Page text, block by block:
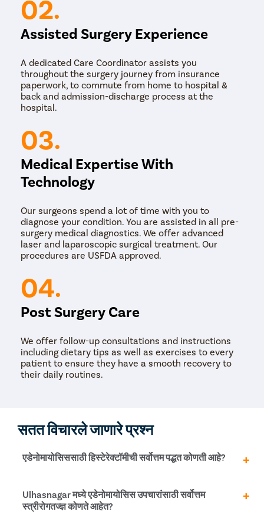
02.
Assisted Surgery Experience
A dedicated Care Coordinator assists you
throughout the surgery journey from insurance
paperwork, to commute from home to hospital &
back and admission-discharge process at the
hospital.
03.
Medical Expertise With
Technology
Our surgeons spend a lot of time with you to
diagnose your condition. You are assisted in all pre-
surgery medical diagnostics. We offer advanced
laser and laparoscopic surgical treatment. Our
procedures are USFDA approved.
04.
Post Surgery Care
We offer follow-up consultations and instructions
including dietary tips as well as exercises to every
patient to ensure they have a smooth recovery to
their daily routines.
सतत विचारले जाणारे प्रश्न
एडेनोमायोसिससाठी हिस्टेरेक्टॉमीची सर्वोत्तम पद्धत कोणती आहे?
टोटल लॅप्रोस्कोपिक हिस्टेरेक्टॉमी (टी एलएच) हिस्टेरेक्टॉमीसाठी
सर्वात प्रगत आणि कमीतकमी आक्रमक पद्धत आहे. कमीत कमी चीरा,
चांगली अचूकता, कमी रक्त कमी होणे, जलद स्त्राव आणि जलद
Ulhasnagar मध्ये एडेनोमायोसिस उपचारांसाठी सर्वोत्तम
स्त्रीरोगतज्ज्ञ कोणते आहेत?